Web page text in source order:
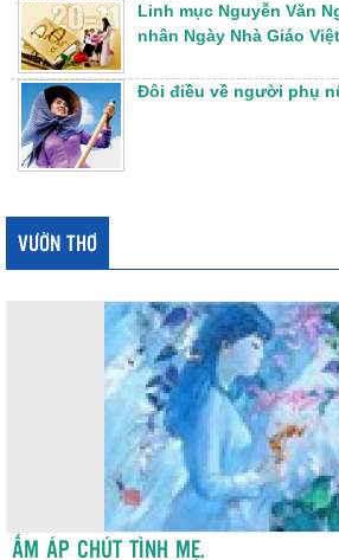
Linh mục Nguyễn Văn
nhân Ngày Nhà Giáo
Đôi điều về người phụ
VƯỜN THƠ
ẤM ÁP CHÚT TÌNH MẸ.